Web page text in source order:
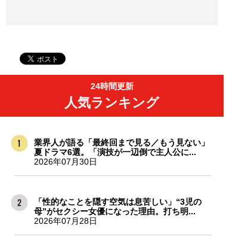
24時間更新
人気ランキング
業界人が語る「最終回まで見る／もう見ない」
夏ドラマ6選。「演技が一辺倒で主人公に...
2026年07月30日
「性的なことを隠す空気は息苦しい」“3児の
母”がセクシー女優になった理由。打ち明...
2026年07月28日